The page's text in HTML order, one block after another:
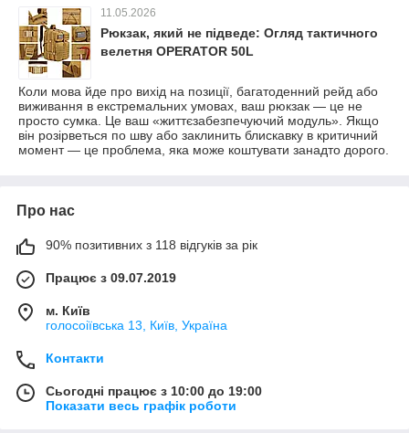
11.05.2026
Рюкзак, який не підведе: Огляд тактичного
велетня OPERATOR 50L
Коли мова йде про вихід на позиції, багатоденний рейд або
виживання в екстремальних умовах, ваш рюкзак — це не
просто сумка. Це ваш «життєзабезпечуючий модуль». Якщо
він розірветься по шву або заклинить блискавку в критичний
момент — це проблема, яка може коштувати занадто дорого.
Про нас
90% позитивних з 118 відгуків за рік
Працює з 09.07.2019
м. Київ
голосоіївська 13, Київ, Україна
Контакти
Сьогодні працює з 10:00 до 19:00
Показати весь графік роботи